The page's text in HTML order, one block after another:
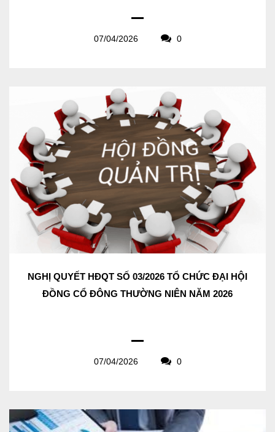
07/04/2026 0
NGHỊ QUYẾT HĐQT SỐ 03/2026 TỔ CHỨC ĐẠI HỘI
ĐỒNG CỔ ĐÔNG THƯỜNG NIÊN NĂM 2026
07/04/2026 0